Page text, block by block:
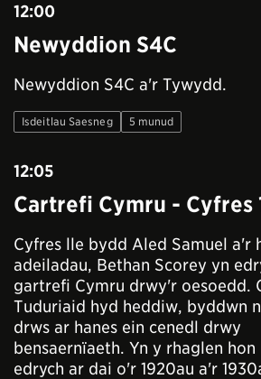
12:00
Newyddion S4C
Newyddion S4C a'r Tywydd.
Isdeitlau Saesneg 5 munud
12:05
Cartrefi Cymru - Cyfres
Cyfres lle bydd Aled Samuel a'r
adeiladau, Bethan Scorey yn
gartrefi Cymru drwy'r oesoedd.
Tuduriaid hyd heddiw, byddwn
drws ar hanes ein cenedl drwy
bensaernïaeth. Yn y rhaglen
edrych ar dai o'r 1920au a'r